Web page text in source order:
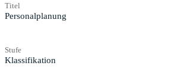
Titel
Personalplanung
Stufe
Klassifikation